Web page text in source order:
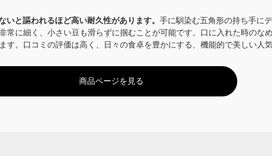
と謳われるほど高い耐久性があります。 手に馴染む五角形の持ち手に
常に細く、小さい豆も滑らずに掴むことが可能です。口に入れた時のな
す。口コミの評価は高く、日々の食卓を豊かにする、機能的で美しい人気
商品ページを見る